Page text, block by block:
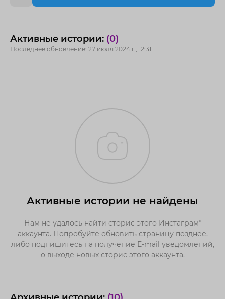
Активные истории: (0)
Последнее обновление: 27 июля 2024 г., 12:31
Активные истории не найдены
Нам не удалось найти сторис этого Инстаграм*
аккаунта. Попробуйте обновить страницу позднее,
либо подпишитесь на получение E-mail уведомлений,
о выходе новых сторис этого аккаунта.